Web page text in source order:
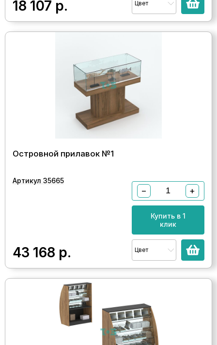
18 107 р. Цвет
Островной прилавок №1
Артикул 35665
43 168 р.
− +
Купить в 1
клик
Цвет